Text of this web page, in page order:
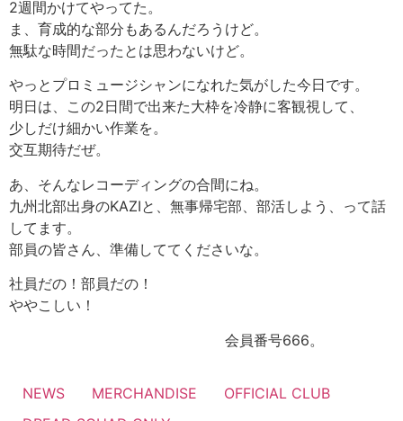
2週間かけてやってた。
ま、育成的な部分もあるんだろうけど。
無駄な時間だったとは思わないけど。
やっとプロミュージシャンになれた気がした今日です。
明日は、この2日間で出来た大枠を冷静に客観視して、
少しだけ細かい作業を。
交互期待だぜ。
あ、そんなレコーディングの合間にね。
九州北部出身のKAZIと、無事帰宅部、部活しよう、って話
してます。
部員の皆さん、準備しててくださいな。
社員だの！部員だの！
ややこしい！
会員番号666。
NEWS MERCHANDISE
OFFICIAL CLUB